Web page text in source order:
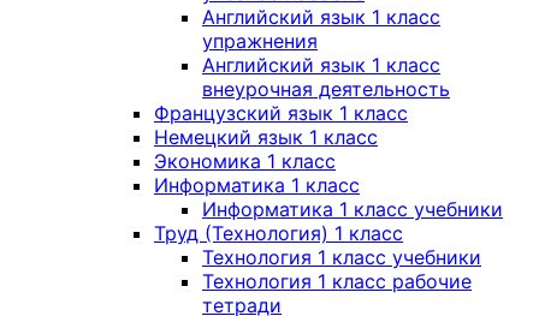
Английский язык 1 класс
упражнения
Английский язык 1 класс
внеурочная деятельность
Французский язык 1 класс
Немецкий язык 1 класс
Экономика 1 класс
Информатика 1 класс
Информатика 1 класс учебники
Труд (Технология) 1 класс
Технология 1 класс учебники
Технология 1 класс рабочие
тетради